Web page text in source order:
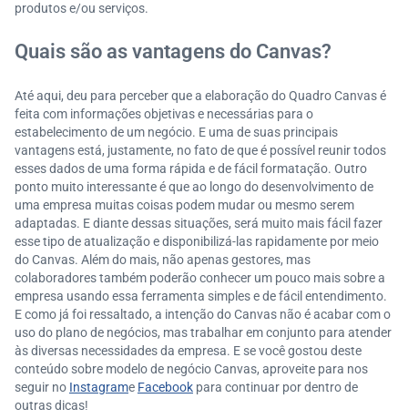
produtos e/ou serviços.
Quais são as vantagens do Canvas?
Até aqui, deu para perceber que a elaboração do Quadro Canvas é
feita com informações objetivas e necessárias para o
estabelecimento de um negócio. E uma de suas principais
vantagens está, justamente, no fato de que é possível reunir todos
esses dados de uma forma rápida e de fácil formatação. Outro
ponto muito interessante é que ao longo do desenvolvimento de
uma empresa muitas coisas podem mudar ou mesmo serem
adaptadas. E diante dessas situações, será muito mais fácil fazer
esse tipo de atualização e disponibilizá-las rapidamente por meio
do Canvas. Além do mais, não apenas gestores, mas
colaboradores também poderão conhecer um pouco mais sobre a
empresa usando essa ferramenta simples e de fácil entendimento.
E como já foi ressaltado, a intenção do Canvas não é acabar com o
uso do plano de negócios, mas trabalhar em conjunto para atender
às diversas necessidades da empresa. E se você gostou deste
conteúdo sobre modelo de negócio Canvas, aproveite para nos
seguir no Instagrame Facebook para continuar por dentro de
outras dicas!